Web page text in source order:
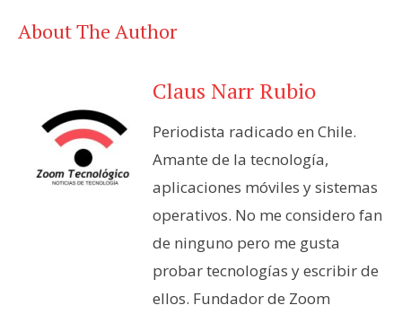
About The Author
Claus Narr Rubio
Periodista radicado en Chile.
Amante de la tecnología,
aplicaciones móviles y sistemas
operativos. No me considero fan
de ninguno pero me gusta
probar tecnologías y escribir de
ellos. Fundador de Zoom